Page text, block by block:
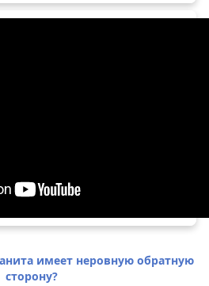
имеет неровную обратную
сторону?